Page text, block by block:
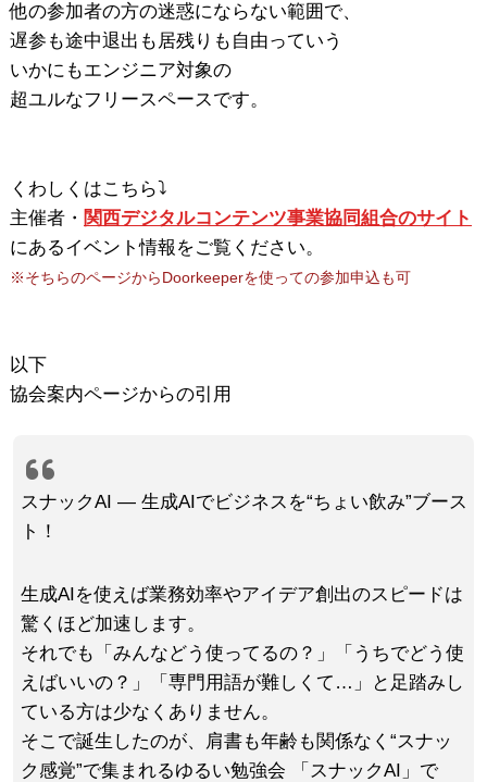
他の参加者の方の迷惑にならない範囲で、
遅参も途中退出も居残りも自由っていう
いかにもエンジニア対象の
超ユルなフリースペースです。
くわしくはこちら⤵
主催者・ 関西デジタルコンテンツ事業協同組合のサイト
にあるイベント情報をご覧ください。
※そちらのページからDoorkeeperを使っての参加申込も可
以下
協会案内ページからの引用
スナックAI ― 生成AIでビジネスを“ちょい飲み”ブース
ト！
生成AIを使えば業務効率やアイデア創出のスピードは
驚くほど加速します。
それでも「みんなどう使ってるの？」「うちでどう使
えばいいの？」「専門用語が難しくて…」と足踏みし
ている方は少なくありません。
そこで誕生したのが、肩書も年齢も関係なく“スナッ
ク感覚”で集まれるゆるい勉強会 「スナックAI」で